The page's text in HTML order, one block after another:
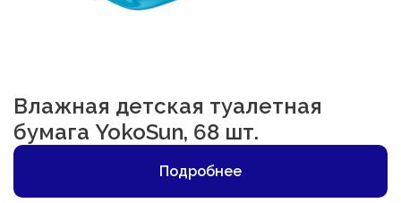
Влажная детская туалетная
бумага YokoSun, 68 шт.
Подробнее